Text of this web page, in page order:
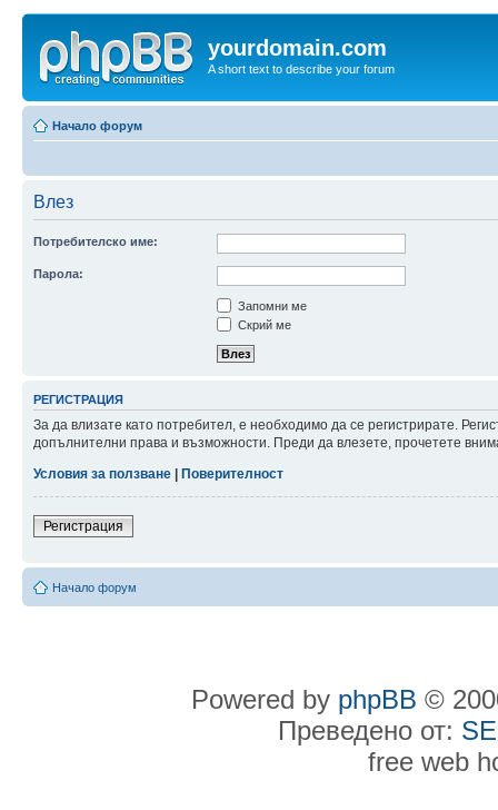
yourdomain.com
A short text to describe your forum
Начало форум
Влез
Потребителско име:
Парола:
Запомни ме
Скрий ме
РЕГИСТРАЦИЯ
За да влизате като потребител, е необходимо да се регистрирате.
допълнителни права и възможности. Преди да влезете, прочетете
Условия за ползване
Поверителност
Регистрация
Начало форум
Powered by phpBB ©
Преведено от:
free web